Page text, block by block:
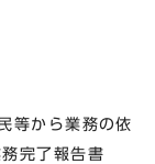
等から業務の依
完了報告書